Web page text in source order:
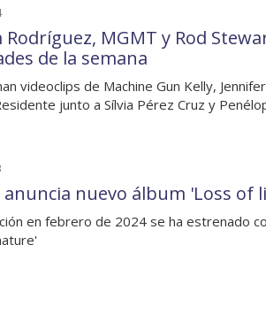
MGMT y Rod
de la semana
videoclips de Machine Gun Kelly,
junto a Sílvia Pérez Cruz y
anuncia nuevo álbum 'Loss of
en febrero de 2024 se ha estrenado